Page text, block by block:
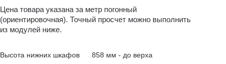
Цена товара указана за метр погонный
(ориентировочная). Точный просчет можно выполнить
из модулей ниже.
Высота нижних шкафов
858 мм - до верха